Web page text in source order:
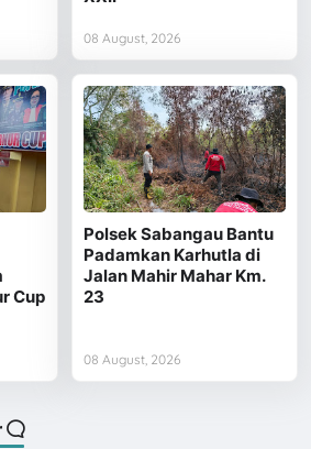
08 August, 2026
Cup
Polsek Sabangau Bantu
Padamkan Karhutla di
Jalan Mahir Mahar Km.
23
08 August, 2026